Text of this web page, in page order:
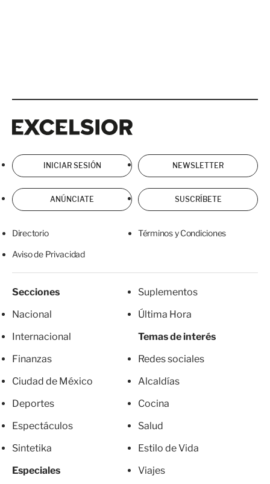
INICIAR SESIÓN NEWSLETTER
ANÚNCIATE SUSCRÍBETE
Directorio Términos y Condiciones
Aviso de Privacidad
Secciones
Nacional
Internacional
Finanzas
Ciudad de México
Deportes
Espectáculos
Sintetika
Especiales
Suplementos
Última Hora
Temas de interés
Redes sociales
Alcaldías
Cocina
Salud
Estilo de Vida
Viajes